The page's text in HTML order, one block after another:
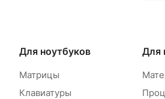
Для ноутбуков
Матрицы
Клавиатуры
Для